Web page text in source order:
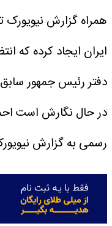
همراه گزارش نیویورک
ایران ایجاد کرده که
دفتر رئیس جمهور
در حال نگارش است
رسمی به گزارش